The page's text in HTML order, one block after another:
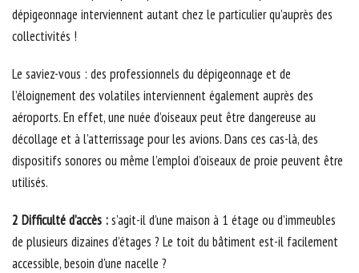
dépigeonnage interviennent autant chez le particulier qu’auprès des
collectivités !
Le saviez-vous : des professionnels du dépigeonnage et de
l’éloignement des volatiles interviennent également auprès des
aéroports. En effet, une nuée d’oiseaux peut être dangereuse au
décollage et à l’atterrissage pour les avions. Dans ces cas-là, des
dispositifs sonores ou même l’emploi d’oiseaux de proie peuvent être
utilisés.
2 Difficulté d’accès :s’agit-il d’une maison à 1 étage ou d’immeubles
de plusieurs dizaines d’étages ? Le toit du bâtiment est-il facilement
accessible, besoin d'une nacelle ?